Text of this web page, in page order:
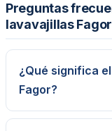
Preguntas
lavavajillas Fagor
¿Qué significa
Fagor?